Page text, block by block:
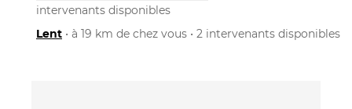
intervenants disponibles
Lent • à 19 km de chez vous • 2 intervenants disponibles